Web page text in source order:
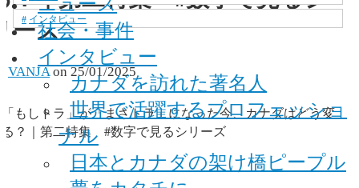
社会・事件
インタビュー
カナダを訪れた著名人
世界で活躍するプロフェッショ
ナル
日本とカナダの架け橋ピープル
インタビュー
ーズ
VANJAon 25/01/2025